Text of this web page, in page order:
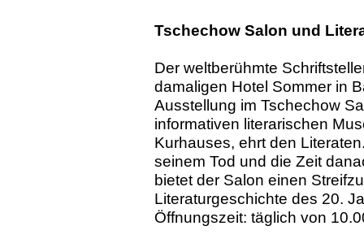
Tschechow Salon und
Der weltberühmte
damaligen Hotel Sommer in
Ausstellung im Tschechow
informativen literarischen
Kurhauses, ehrt den
seinem Tod und die Zeit
bietet der Salon einen
Literaturgeschichte des 20.
Öffnungszeit: täglich von